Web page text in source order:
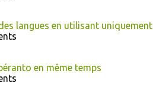
langues en utilisant
en même temps